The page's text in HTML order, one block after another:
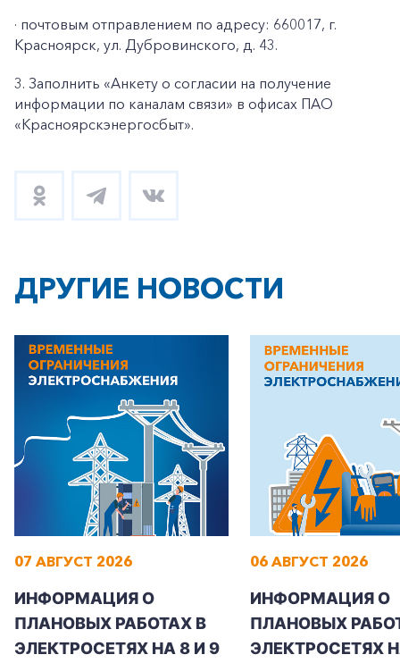
· почтовым отправлением по адресу: 660017, г.
Красноярск, ул. Дубровинского, д. 43.
3. Заполнить «Анкету о согласии на получение
информации по каналам связи» в офисах ПАО
«Красноярскэнергосбыт».
ДРУГИЕ НОВОСТИ
07 АВГУСТ 2026
ИНФОРМАЦИЯ О
ПЛАНОВЫХ РАБОТАХ В
ЭЛЕКТРОСЕТЯХ НА 8 И 9
06 АВГУСТ 2026
ИНФОРМАЦИЯ О
ПЛАНОВЫХ
ЭЛЕКТРОСЕТЯХ